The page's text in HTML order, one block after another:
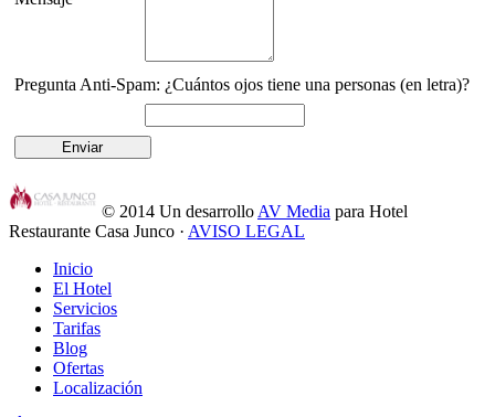
Pregunta Anti-Spam: ¿Cuántos ojos tiene una personas (en letra)?
© 2014 Un desarrollo AV Media para Hotel
Restaurante Casa Junco · AVISO LEGAL
Inicio
El Hotel
Servicios
Tarifas
Blog
Ofertas
Localización